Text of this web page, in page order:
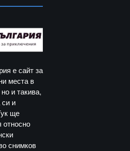
е сайт за
места в
и такива,
си и
ще
относно
снимков